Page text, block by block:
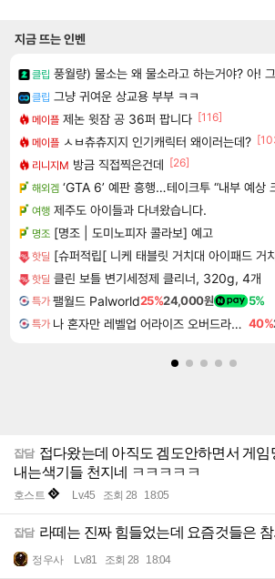
지금 뜨는 인벤
클립 풍월량) 물소는 왜 물소라고 하는거야? 아! 그만
클립 그냥 귀여운 상교용 부부 ㅋㅋ
메이플 제논 윗잠 공 36퍼 팝니다 [116]
메이플 ㅅㅂ츄츄지지 인기캐릭터 왜이러는데?
리니지M 방금 직접찍은건데 [26]
해외겜 ‘GTA 6’ 예판 흥행…테이크투 “내부 예상
여행 제주도 아이들과 다녀왔습니다.
명조 [명조 | 도미노피자 콜라보] 예고
핫딜 [슈퍼적립[ 니케 태블릿 거치대 아이패드 거치대 침대 갤
핫딜 클린 보틀 변기세정제 클리너, 320g, 4개
특가 팰월드 Palworld25%24,000원 5%
특가 나 혼자만 레벨업 어라이즈 오버드라이브 Solo Leveling Arise 40%
잡담 접다왔는데 아직도 겜도안하면서 게임
내는색기들 천지네 ㅋㅋㅋㅋㅋ
호스트 Lv.45 조회 28 18:05
잡담 라떼는 진짜 힘들었는데 요즘것들은 참
정우사 Lv.81 조회 28 18:04